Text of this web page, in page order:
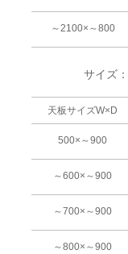
～2100×～800
サイズ：
天板サイズW×D
500×～900
～600×～900
～700×～900
～800×～900